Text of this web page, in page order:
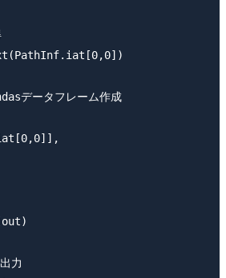
データフレーム作成
力